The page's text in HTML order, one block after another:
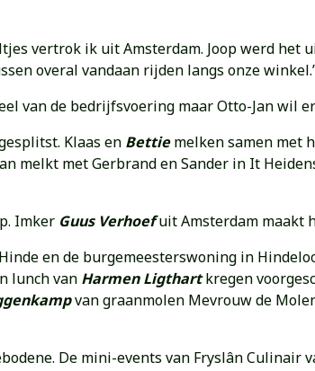
vertrok ik uit Amsterdam. Joop werd
overal vandaan rijden langs onze winkel.’
van de bedrijfsvoering maar Otto-Jan wil er
Klaas en Bettiemelken samen met
melkt met Gerbrand en Sander in It
Imker Guus Verhoefuit Amsterdam maakt
en de burgemeesterswoning in
lunch van Harmen Ligthartkregen
van graanmolen Mevrouw de
De mini-events van Fryslân Culinair